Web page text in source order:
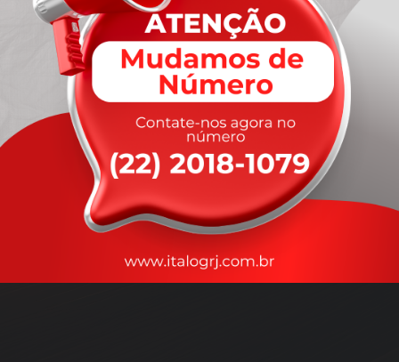
rapidez
que você precisa,
com a qualidade que vocêmerece.
Nossos motoristas são treinados para garantir a máxima
durante o transporte, com rastreamento em tempo real.